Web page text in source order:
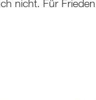
nicht. Für